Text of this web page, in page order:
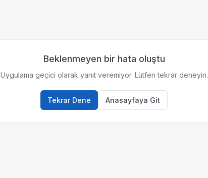
Beklenmeyen bir hata oluştu
Uygulama geçici olarak yanıt veremiyor. Lütfen tekrar deneyin.
Tekrar Dene Anasayfaya Git